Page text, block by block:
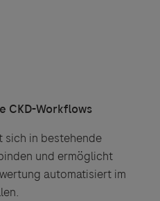
CKD-Workflows
sich in bestehende
und ermöglicht
automatisiert im